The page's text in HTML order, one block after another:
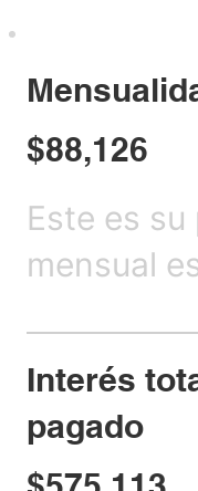
$88,126
Este es su
mensual
Interés
pagado